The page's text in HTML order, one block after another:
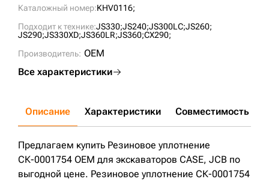
Каталожный номер:KHV0116;
Подходит к технике:JS330;JS240;JS300LC;JS260;
JS290;JS330XD;JS360LR;JS360;CX290;
Производитель: OEM
Все характеристики
Описание Характеристики Совместимость
Предлагаем купить Резиновое уплотнение
СК-0001754 OEM для экскаваторов CASE, JCB по
выгодной цене. Резиновое уплотнение СК-0001754